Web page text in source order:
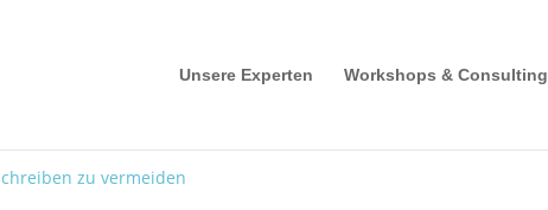
Unsere Experten Workshops & Consulting